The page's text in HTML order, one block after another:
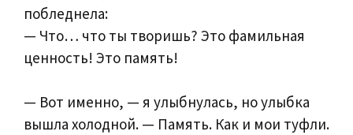
побледнела:
— Что… что ты творишь? Это фамильная
ценность! Это память!
— Вот именно, — я улыбнулась, но улыбка
вышла холодной. — Память. Как и мои туфли.